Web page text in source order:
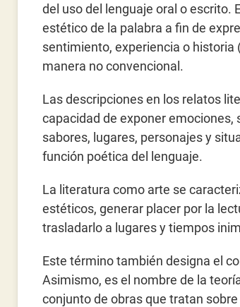
del uso del lenguaje oral o escrito.
estético de la palabra a fin de
sentimiento, experiencia o historia
manera no convencional.
Las descripciones en los relatos
capacidad de exponer emociones,
sabores, lugares, personajes y
función poética del lenguaje.
La literatura como arte se
estéticos, generar placer por la
trasladarlo a lugares y tiempos
Este término también designa el
Asimismo, es el nombre de la
conjunto de obras que tratan